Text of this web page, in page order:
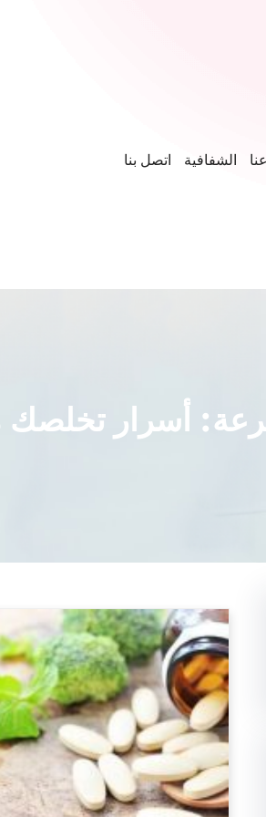
الشفافية اتصل بنا
أسرار